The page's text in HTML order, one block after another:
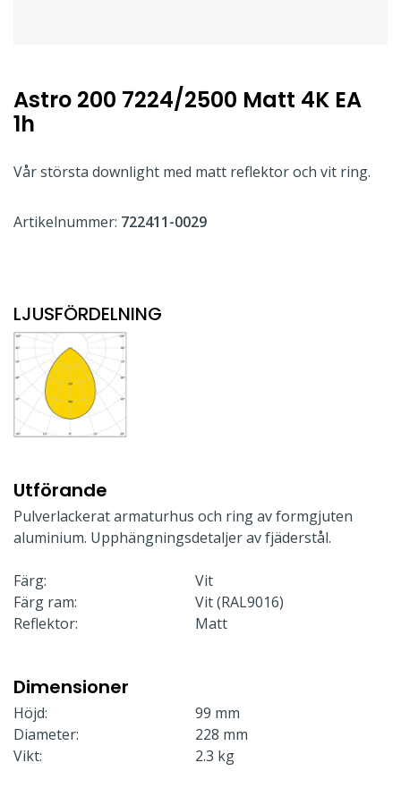
Astro 200 7224/2500 Matt 4K EA
1h
Vår största downlight med matt reflektor och vit ring.
Artikelnummer: 722411-0029
LJUSFÖRDELNING
Utförande
Pulverlackerat armaturhus och ring av formgjuten
aluminium. Upphängningsdetaljer av fjäderstål.
Färg:
Vit
Färg ram:
Vit (RAL9016)
Reflektor:
Matt
Dimensioner
Höjd:
99 mm
Diameter:
228 mm
Vikt:
2.3 kg